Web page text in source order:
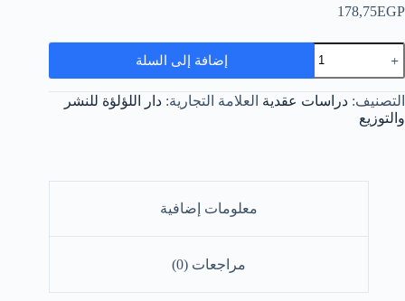
178,75EGP
كمية
الادلة
العلمية
والعقلية
على
وجود
إضافة إلى السلة
التصنيف: دراسات عقدية العلامة التجارية: دار اللؤلؤة للنشر
والتوزيع
معلومات إضافية
مراجعات (0)